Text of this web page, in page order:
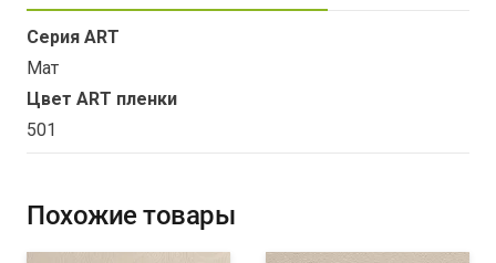
Серия ART
Мат
Цвет ART пленки
501
Похожие товары